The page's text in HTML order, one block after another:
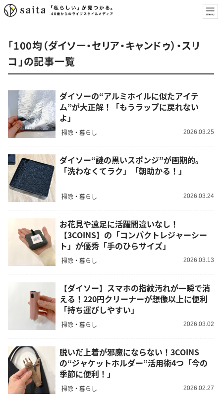
「100均（ダイソー・セリア・キャンドゥ）・スリ
コ」の記事一覧
ダイソーの“アルミホイルに似たアイテ
ム”が大正解！「もうラップに戻れない
よ」
掃除・暮らし 2026.03.25
ダイソー“謎の黒いスポンジ”が画期的。
「洗わなくてラク」「朝助かる！」
掃除・暮らし 2026.03.24
お花見や遠足に活躍間違いなし！
【3COINS】の「コンパクトレジャーシー
ト」が優秀「手のひらサイズ」
掃除・暮らし 2026.03.13
【ダイソー】スマホの指紋汚れが一瞬で消
える！220円クリーナーが想像以上に便利
「持ち運びしやすい」
掃除・暮らし 2026.03.02
脱いだ上着が邪魔にならない！3COINS
の“ジャケットホルダー”活用術4つ「今の
季節に便利！」
掃除・暮らし 2026.02.27